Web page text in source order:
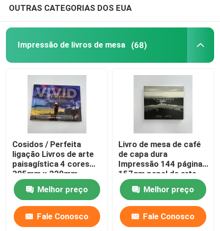
Serviços de impressão de calendários
Impressão de Quadrinhos
Caixas de embalagem de presentes
OUTRAS CATEGORIAS DOS EUA
Impressão de livros de mesa (68)
Cosidos / Perfeita
ligação Livros de arte
paisagística 4 cores
305mm x 229mm
Melhor preço
Fale Conosco
Livro de mesa de café
de capa dura
Impressão 144 páginas
157gm papel de arte
Melhor preço
Fale Conosco